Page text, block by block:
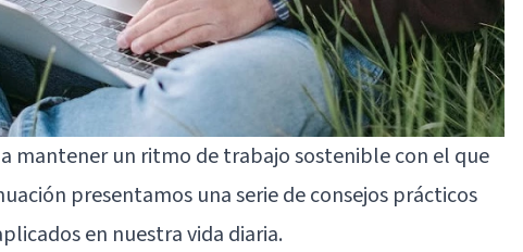
mantener un ritmo de trabajo sostenible con el que
presentamos una serie de consejos prácticos
en nuestra vida diaria.